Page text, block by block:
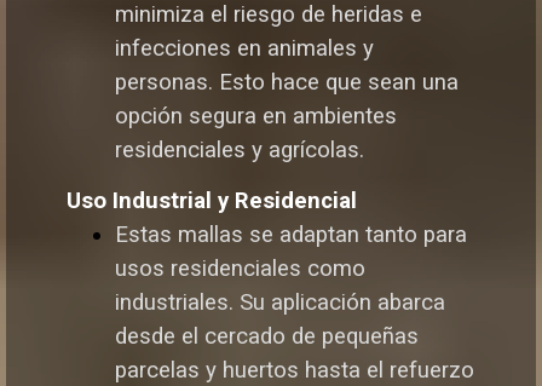
minimiza el riesgo de heridas e
infecciones en animales y
personas. Esto hace que sean una
opción segura en ambientes
residenciales y agrícolas.
Uso Industrial y Residencial
Estas mallas se adaptan tanto para
usos residenciales como
industriales. Su aplicación abarca
desde el cercado de pequeñas
parcelas y huertos hasta el refuerzo